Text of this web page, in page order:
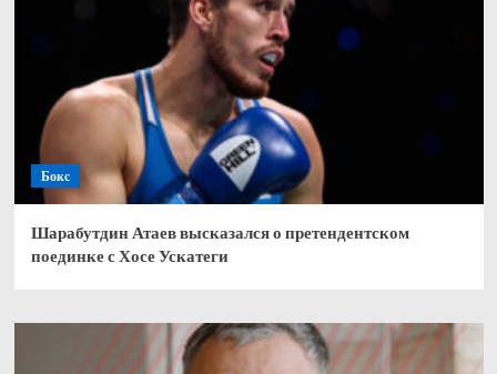
Бокс
Шарабутдин Атаев высказался о претендентском
поединке с Хосе Ускатеги